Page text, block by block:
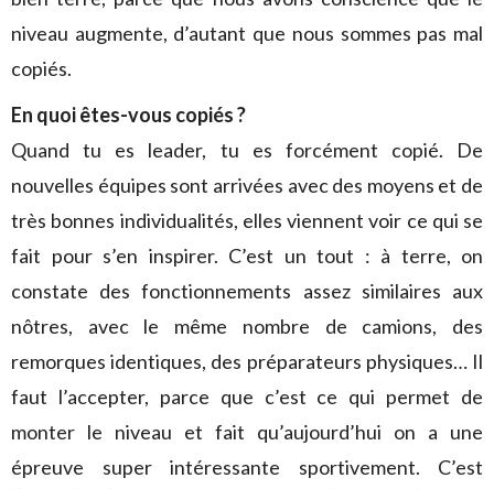
niveau augmente, d’autant que nous sommes pas mal
copiés.
En quoi êtes-vous copiés ?
Quand tu es leader, tu es forcément copié. De
nouvelles équipes sont arrivées avec des moyens et de
très bonnes individualités, elles viennent voir ce qui se
fait pour s’en inspirer. C’est un tout : à terre, on
constate des fonctionnements assez similaires aux
nôtres, avec le même nombre de camions, des
remorques identiques, des préparateurs physiques… Il
faut l’accepter, parce que c’est ce qui permet de
monter le niveau et fait qu’aujourd’hui on a une
épreuve super intéressante sportivement. C’est